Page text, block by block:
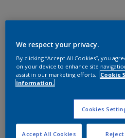
We respect your privacy.
By clicking “Accept All Cookies”, you
on your device to enhance site
assist in our marketing efforts.
Cookie
information.
Cookies
Reject
Accept All Cookies